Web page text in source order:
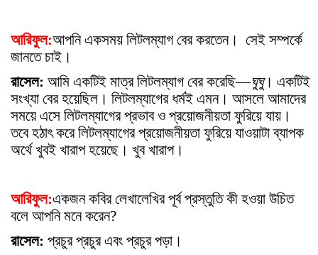
আরিফুল:আপনি একসময় লিটলম্যাগ বের করতেন। সেই সম্পর্কে
জানতে চাই।
রাসেল: আমি একটিই মাত্র লিটলম্যাগ বের করেছি—ঘুঘু। একটিই
সংখ্যা বের হয়েছিল। লিটলম্যাগের ধর্মই এমন। আসলে আমাদের
সময়ে এসে লিটলম্যাগের প্রভাব ও প্রয়োজনীয়তা ফুরিয়ে যায়।
তবে হঠাৎকরে লিটলম্যাগের প্রয়োজনীয়তা ফুরিয়ে যাওয়াটা ব্যাপক
অর্থে খুবই খারাপ হয়েছে। খুব খারাপ।
আরিফুল:একজন কবির লেখালেখির পূর্ব প্রস্তুতি কী হওয়া উচিত
বলে আপনি মনে করেন?
রাসেল: প্রচুর প্রচুর এবং প্রচুর পড়া।